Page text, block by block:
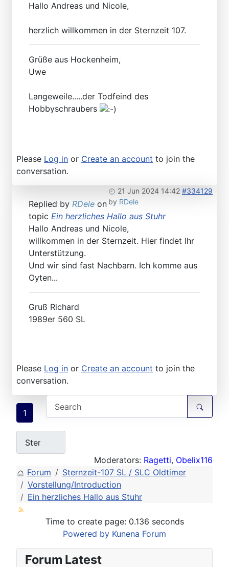
Hallo Andreas und Nicole,
herzlich willkommen in der Sternzeit 107.
Grüße aus Hockenheim,
Uwe
Langeweile.....der Todfeind des
Hobbyschraubers
Please Log in or Create an account to join the
conversation.
21 Jun 2024 14:42 #334129
by RDele
Replied by RDele on
topic Ein herzliches Hallo aus Stuhr
Hallo Andreas und Nicole,
willkommen in der Sternzeit. Hier findet Ihr
Unterstützung.
Und wir sind fast Nachbarn. Ich komme aus
Oyten...
Gruß Richard
1989er 560 SL
Please Log in or Create an account to join the
conversation.
1
Moderators: Ragetti, Obelix116
Forum
Sternzeit-107 SL / SLC Oldtimer
Vorstellung/Introduction
Ein herzliches Hallo aus Stuhr
Time to create page: 0.136 seconds
Powered by Kunena Forum
Forum Latest